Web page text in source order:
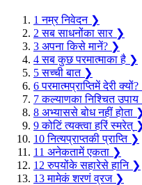
1 नम्र निवेदन ❯
2 सब साधनोंका सार ❯
3 अपना किसे मानें? ❯
4 सब कुछ परमात्माका है ❯
5 सच्ची बात ❯
6 परमात्मप्राप्तिमें देरी क्यों?
7 कल्याणका निश्चित उपाय
8 अभ्याससे बोध नहीं होता
9 कोटिं त्यक्त्वा हरिं स्मरेत्
10 नित्यप्राप्तकी प्राप्ति ❯
11 अनेकतामें एकता ❯
12 रुपयोंके सहारेसे हानि ❯
13 मामेकं शरणं व्रज ❯